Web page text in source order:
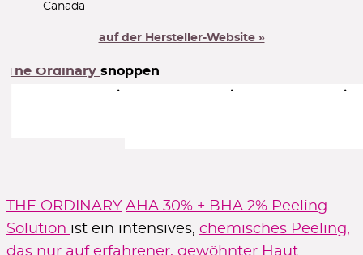
je 100€ Umsatz mit Kundenkonto
zu ausgewählten Marken mit MBW
ZUR AUSWAHL
Canada
auf der Hersteller-Website »
The Ordinary shoppen
THE ORDINARY AHA 30% + BHA 2% Peeling
Solution ist ein intensives, chemisches Peeling,
das nur auf erfahrener, gewöhnter Haut